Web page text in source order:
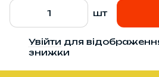
шт
Увійти для
знижки